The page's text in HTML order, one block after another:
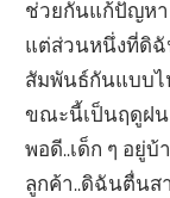
ช่วยกันแก้ปัญหา
แต่ส่วนหนึ่งที่ดิฉั
สัมพันธ์กันแบบ
ขณะนี้เป็นฤดูฝน
พอดี..เด็ก ๆ อยู่
ลูกค้า..ดิฉันตื่นส